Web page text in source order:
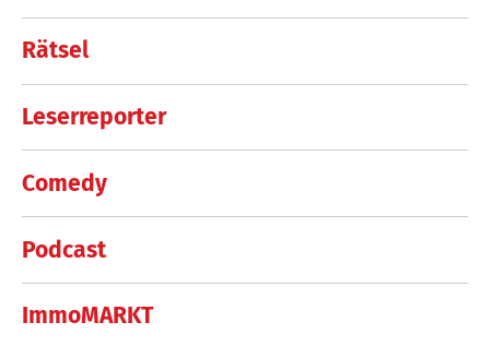
Rätsel
Leserreporter
Comedy
Podcast
ImmoMARKT